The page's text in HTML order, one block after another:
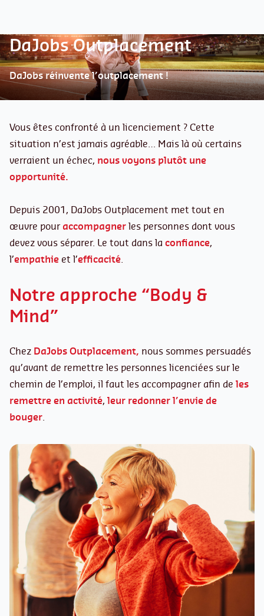
DaJobs Outplacement
DaJobs réinvente l’outplacement !
Vous êtes confronté à un licenciement ? Cette
situation n’est jamais agréable… Mais là où certains
verraient un échec, nous voyons plutôt une
opportunité.
Depuis 2001, DaJobs Outplacement met tout en
œuvre pour accompagner les personnes dont vous
devez vous séparer. Le tout dans la confiance,
l’empathie et l’efficacité.
Notre approche “Body &
Mind”
Chez DaJobs Outplacement, nous sommes persuadés
qu’avant de remettre les personnes licenciées sur le
chemin de l’emploi, il faut les accompagner afin de les
remettre en activité, leur redonner l’envie de
bouger.